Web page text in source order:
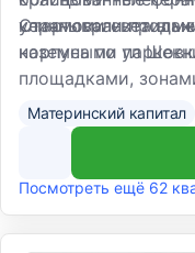
керамогранита в
уличными
наземными
площадками,
и цветниками.
Стартовали
корпуса по ул
Материнский капитал
Посмотреть ещё 62